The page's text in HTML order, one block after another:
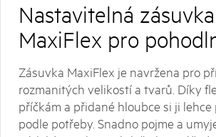
Nastavitelná zásuvka
MaxiFlex pro
Zásuvka MaxiFlex je navržena pro
rozmanitých velikostí a tvarů. Díky
příčkám a přidané hloubce si ji
podle potřeby. Snadno pojme a